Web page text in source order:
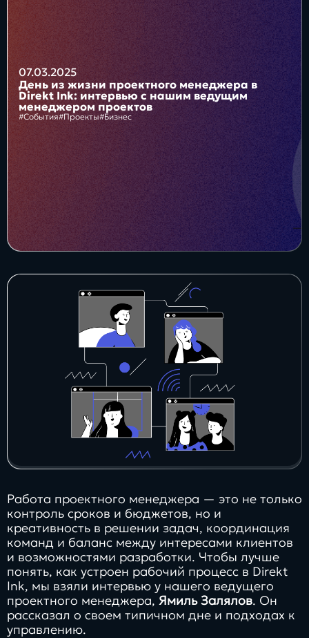
Интересы Будущее
Контакты Продукты
Заполнить
Контакты
8 800 505 34 99
info@direkt.ink
07.03.2025
День из жизни проектного менеджера в
Direkt Ink: интервью с нашим ведущим
менеджером проектов
#События#Проекты#Бизнес
Работа проектного менеджера — это не только
контроль сроков и бюджетов, но и
креативность в решении задач, координация
команд и баланс между интересами клиентов
и возможностями разработки. Чтобы лучше
понять, как устроен рабочий процесс в Direkt
Ink, мы взяли интервью у нашего ведущего
проектного менеджера, Ямиль Залялов. Он
рассказал о своем типичном дне и подходах к
управлению.